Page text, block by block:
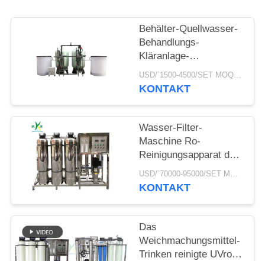
SITEMAP
PRIVACY
POLICY
Behälter-Quellwasser-
Behandlungs-
Kläranlage-
Wasserenthärter-
System-
Filter 15000L/H FRP
USD/`1500-4500/SET MOQ:1 Satz
KONTAKT
Wasser-Filter-
Maschine Ro-
Reinigungsapparat der
Umkehr-Osmose-
1000lph mit
USD/`70000-95000/SET MOQ:1 Satz
KONTAKT
Das
Weichmachungsmittel-
Trinken reinigte UVro-